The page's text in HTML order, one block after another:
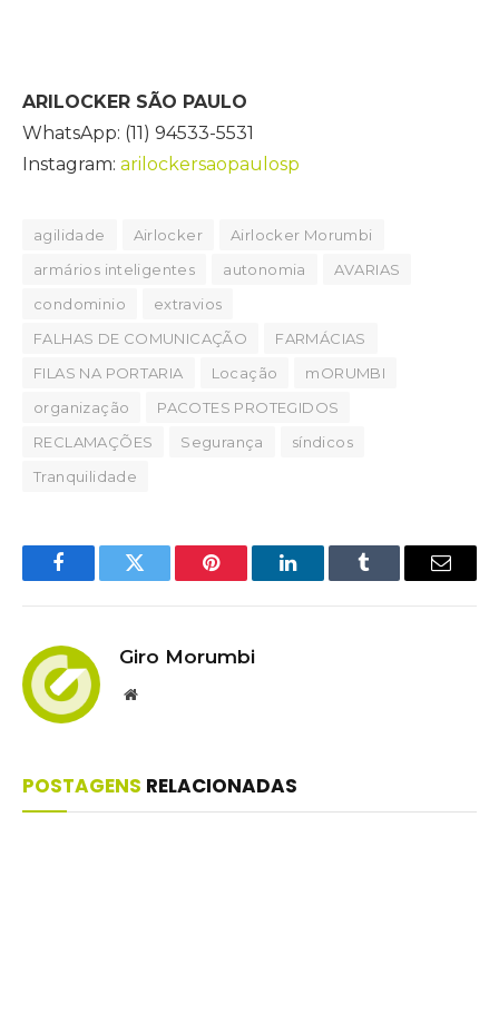
ARILOCKER SÃO PAULO
WhatsApp: (11) 94533-5531
Instagram: arilockersaopaulosp
agilidade Airlocker
Airlocker Morumbi
armários inteligentes
autonomia
AVARIAS
condominio
extravios
FALHAS DE COMUNICAÇÃO
FARMÁCIAS
FILAS NA PORTARIA
Locação
mORUMBI
organização
PACOTES PROTEGIDOS
RECLAMAÇÕES
Segurança
síndicos
Tranquilidade
FacebookTwitter Pinterest LinkedInTumblr Email
Giro Morumbi
Website
POSTAGENS RELACIONADAS